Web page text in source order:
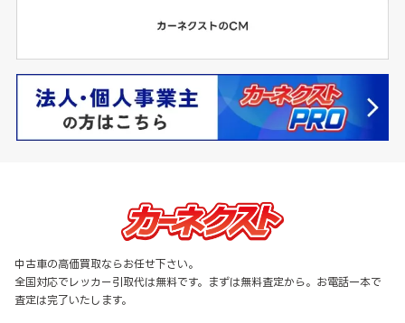
中古車の高価買取ならお任せ下さい。
全国対応でレッカー引取代は無料です。まずは無料査定から。お電話一本で
査定は完了いたします。